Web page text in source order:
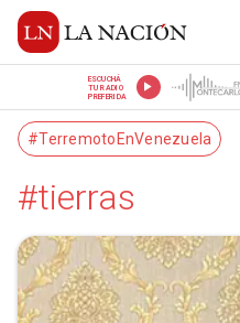
ESCUCHÁ
TU RADIO
PREFERIDA
#TerremotoEnVenezuela
#tierras